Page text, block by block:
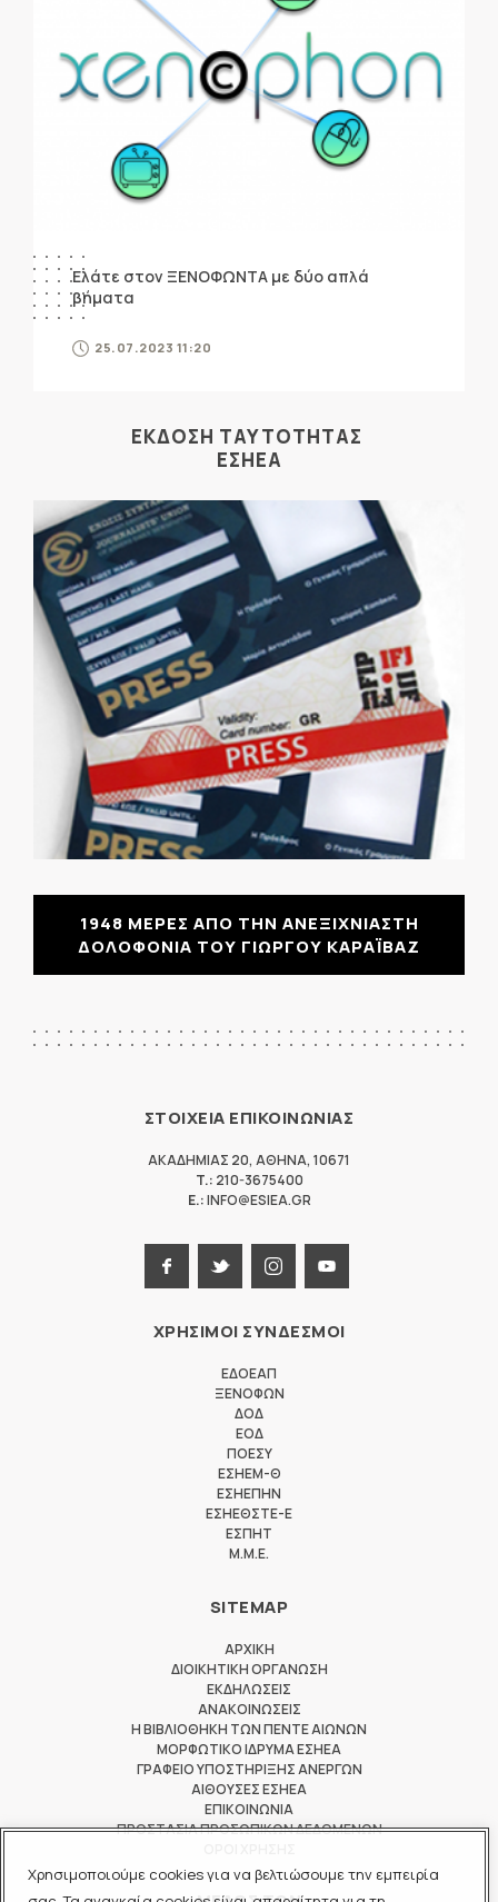
Χρησιμοποιούμε cookies για να βελτιώσουμε την εμπειρία
Ελάτε στον ΞΕΝΟΦΩΝΤΑ με δύο απλά
βήματα
25.07.2023 11:20
ΕΚΔΟΣΗ ΤΑΥΤΟΤΗΤΑΣ
ΕΣΗΕΑ
1948 ΜΕΡΕΣ ΑΠΟ ΤΗΝ ΑΝΕΞΙΧΝΙΑΣΤΗ
ΔΟΛΟΦΟΝΙΑ ΤΟΥ ΓΙΩΡΓΟΥ ΚΑΡΑΪΒΑΖ
ΣΤΟΙΧΕΙΑ ΕΠΙΚΟΙΝΩΝΙΑΣ
ΑΚΑΔΗΜΙΑΣ 20, ΑΘΗΝΑ, 10671
T.: 210-3675400
E.:INFO@ESIEA.GR
ΧΡΗΣΙΜΟΙ ΣΥΝΔΕΣΜΟΙ
ΕΔΟΕΑΠ
ΞΕΝΟΦΩΝ
ΔΟΔ
ΕΟΔ
ΠΟΕΣΥ
ΕΣΗΕΜ-Θ
ΕΣΗΕΠΗΝ
ΕΣΗΕΘΣΤΕ-Ε
ΕΣΠΗΤ
M.M.E.
SITEMAP
ΑΡΧΙΚΗ
ΔΙΟΙΚΗΤΙΚΗ ΟΡΓΑΝΩΣΗ
ΕΚΔΗΛΩΣΕΙΣ
ΑΝΑΚΟΙΝΩΣΕΙΣ
Η ΒΙΒΛΙΟΘΗΚΗ ΤΩΝ ΠΕΝΤΕ ΑΙΩΝΩΝ
ΜΟΡΦΩΤΙΚΟ ΙΔΡΥΜΑ ΕΣΗΕΑ
ΓΡΑΦΕΙΟ ΥΠΟΣΤΗΡΙΞΗΣ ΑΝΕΡΓΩΝ
ΑΙΘΟΥΣΕΣ ΕΣΗΕΑ
ΕΠΙΚΟΙΝΩΝΙΑ
ΠΡΟΣΤΑΣΙΑ ΠΡΟΣΩΠΙΚΩΝ ΔΕΔΟΜΕΝΩΝ